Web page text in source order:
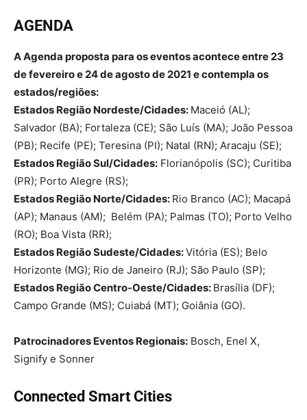
AGENDA
A Agenda proposta para os eventos acontece entre 23
de fevereiro e 24 de agosto de 2021 e contempla os
estados/regiões:
Estados Região Nordeste/Cidades: Maceió (AL);
Salvador (BA); Fortaleza (CE); São Luís (MA); João Pessoa
(PB); Recife (PE); Teresina (PI); Natal (RN); Aracaju (SE);
Estados Região Sul/Cidades: Florianópolis (SC); Curitiba
(PR); Porto Alegre (RS);
Estados Região Norte/Cidades: Rio Branco (AC); Macapá
(AP); Manaus (AM); Belém (PA); Palmas (TO); Porto Velho
(RO); Boa Vista (RR);
Estados Região Sudeste/Cidades:Vitória (ES); Belo
Horizonte (MG); Rio de Janeiro (RJ); São Paulo (SP);
Estados Região Centro-Oeste/Cidades: Brasília (DF);
Campo Grande (MS); Cuiabá (MT); Goiânia (GO).
Patrocinadores Eventos Regionais: Bosch, Enel X,
Signify e Sonner
Connected Smart Cities